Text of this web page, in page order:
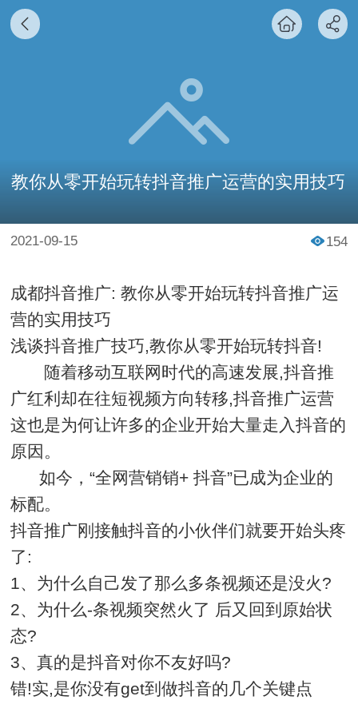
教你从零开始玩转抖音推广运营的实用技巧
2021-09-15 154
成都抖音推广: 教你从零开始玩转抖音推广运
营的实用技巧
浅谈抖音推广技巧,教你从零开始玩转抖音!
随着移动互联网时代的高速发展,抖音推
广红利却在往短视频方向转移,抖音推广运营
这也是为何让许多的企业开始大量走入抖音的
原因。
如今，“全网营销销+ 抖音”已成为企业的
标配。
抖音推广刚接触抖音的小伙伴们就要开始头疼
了:
1、为什么自己发了那么多条视频还是没火?
2、为什么-条视频突然火了 后又回到原始状
态?
3、真的是抖音对你不友好吗?
错!实,是你没有get到做抖音的几个关键点